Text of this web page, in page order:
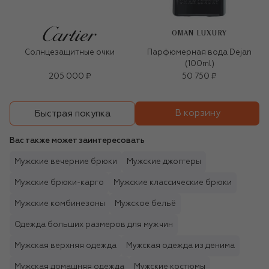
Солнцезащитные очки
205 000 ₽
OMAN LUXURY
Парфюмерная вода Dejan
(100ml)
50 750 ₽
Быстрая покупка В корзину
Вас также может заинтересовать
Мужские вечерние брюки Мужские джоггеры
Мужские брюки-карго Мужские классические брюки
Мужские комбинезоны Мужское бельё
Одежда больших размеров для мужчин
Мужская верхняя одежда Мужская одежда из денима
Мужская домашняя одежда Мужские костюмы